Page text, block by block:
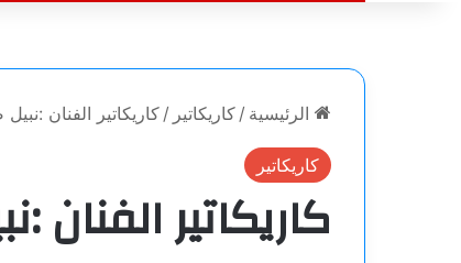
الرئيسية / كاريكاتير / كاريكاتير الفنان
كاريكاتير
كاريكاتير الفنان